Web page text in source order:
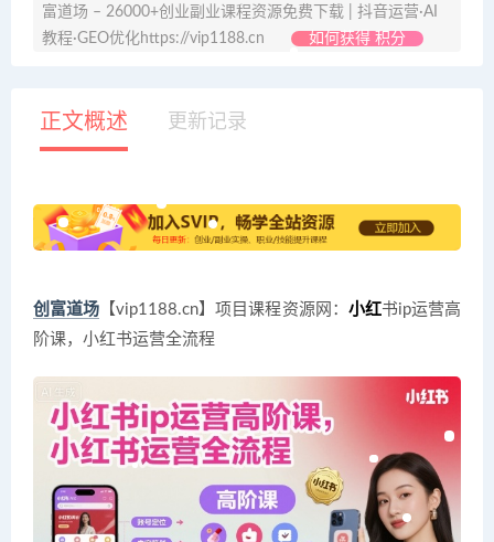
富道场 – 26000+创业副业课程资源免费下载 | 抖音运营·AI
教程·GEO优化https://vip1188.cn
如何获得 积分
正文概述 更新记录
创富道场 【vip1188.cn】项目课程资源网： 小红书ip运营高
阶课，小红书运营全流程